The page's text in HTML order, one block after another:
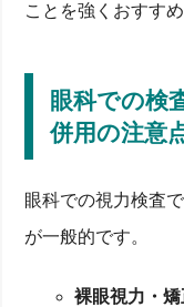
ことを強くおすすめ
眼科での検
併用の注意
眼科での視力検査
が一般的です。
裸眼視力・